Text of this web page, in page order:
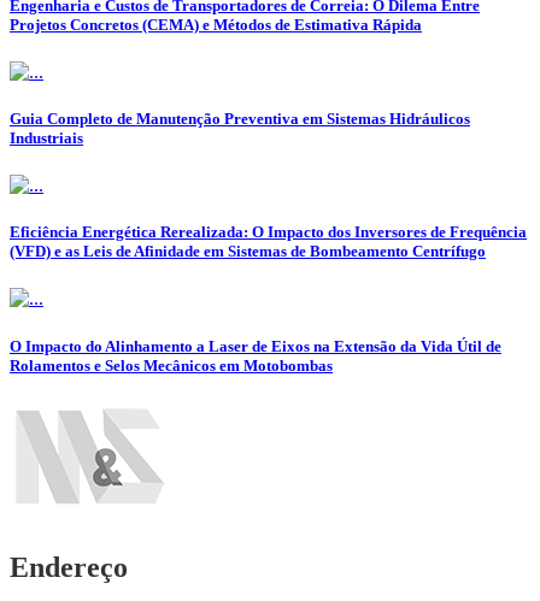
Engenharia e Custos de Transportadores de Correia: O Dilema Entre
Projetos Concretos (CEMA) e Métodos de Estimativa Rápida
Guia Completo de Manutenção Preventiva em Sistemas Hidráulicos
Industriais
Eficiência Energética Rerealizada: O Impacto dos Inversores de Frequência
(VFD) e as Leis de Afinidade em Sistemas de Bombeamento Centrífugo
O Impacto do Alinhamento a Laser de Eixos na Extensão da Vida Útil de
Rolamentos e Selos Mecânicos em Motobombas
Endereço